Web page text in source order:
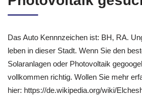
Das Auto Kennnzeichen ist: BH, RA.
leben in dieser Stadt. Wenn Sie den
Solaranlagen oder Photovoltaik
vollkommen richtig. Wollen Sie mehr
hier: https://de.wikipedia.org/wiki/